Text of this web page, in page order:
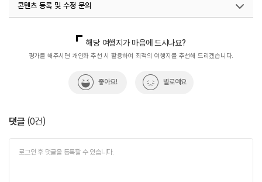
콘텐츠 등록 및 수정 문의
해당 여행지가 마음에 드시나요?
평가를 해주시면 개인화 추천 시 활용하여 최적의 여행지를 추천해 드리겠습니다.
좋아요! 별로예요
댓글 (0건)